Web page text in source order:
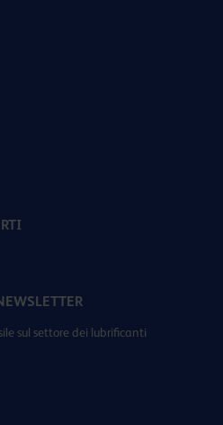
sul settore dei lubrificanti